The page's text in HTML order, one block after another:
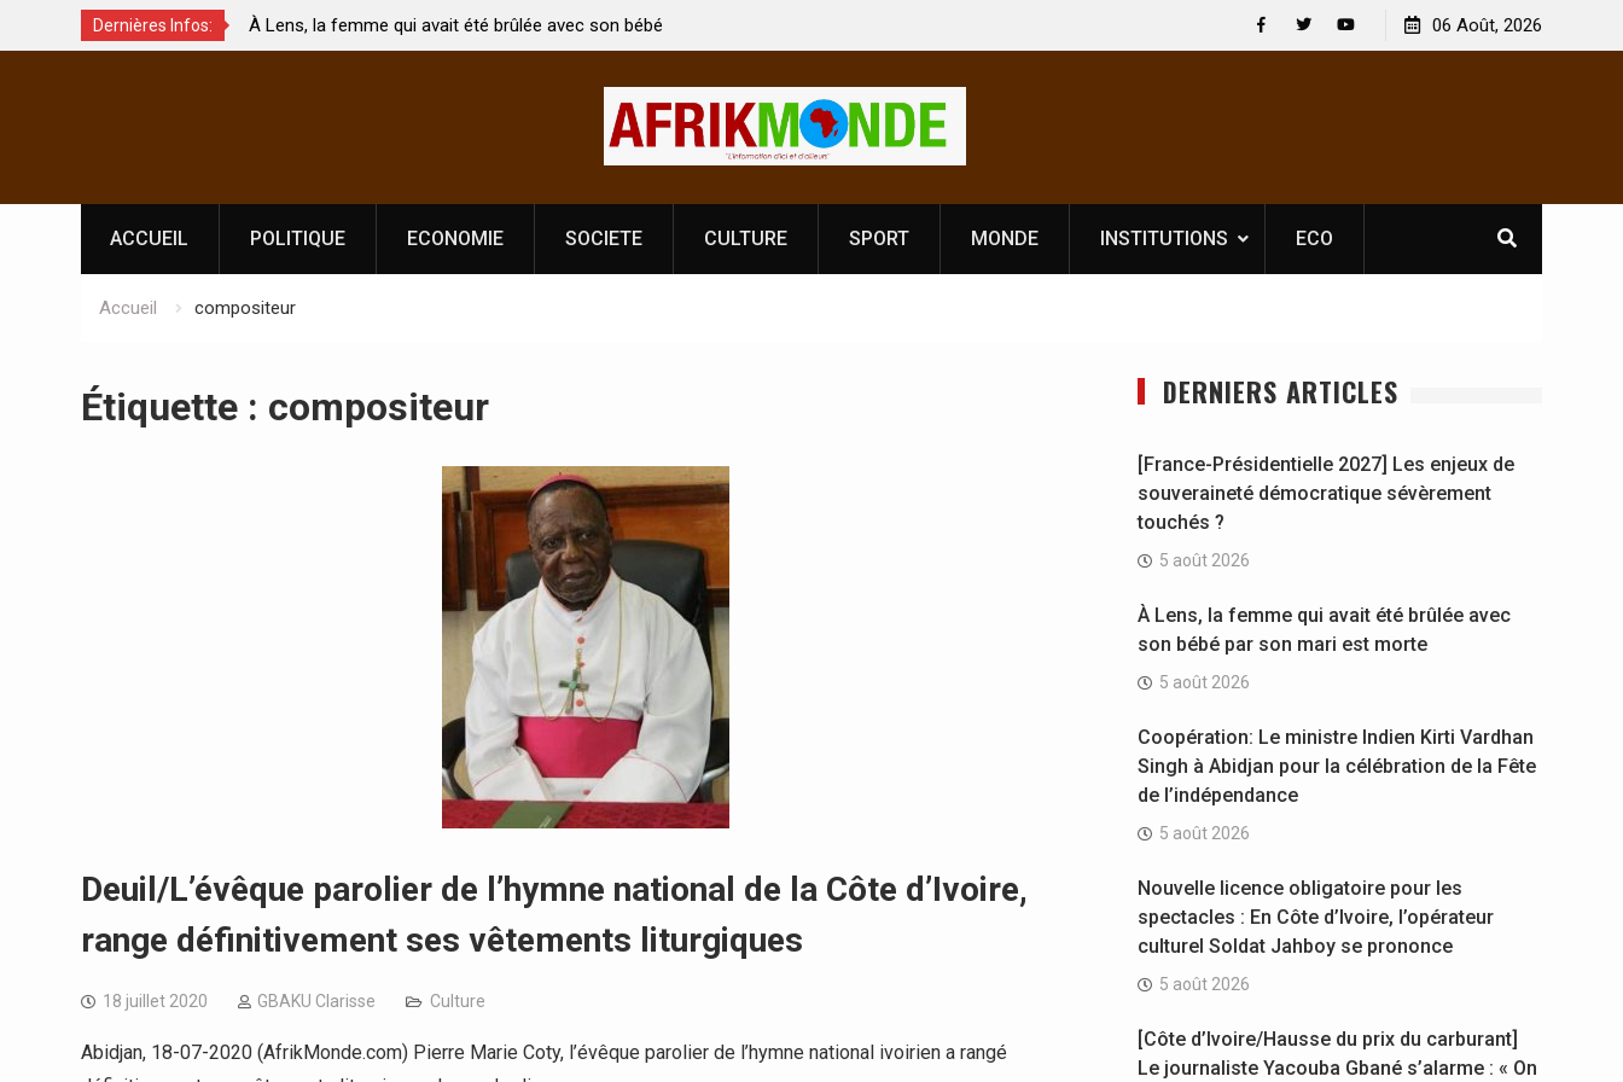
Dernières Infos:
touchés ?
À Lens, la femme qui avait été brûlée avec son bébé
par son mari est morte
Coopération: Le ministre Indien Kirti Vardhan Singh à
Abidjan pour la célébration de la Fête de
l’indépendance
Nouvelle licence obligatoire pour les spectacles : En
Côte d’Ivoire, l’opérateur culturel Soldat Jahboy se
[France-
06 Août, 2026
ACCUEIL POLITIQUE ECONOMIE SOCIETE CULTURE SPORT MONDE INSTITUTIONS ECO
Accueil compositeur
Étiquette : compositeur
Deuil/L’évêque parolier de l’hymne national de la Côte d’Ivoire,
range définitivement ses vêtements liturgiques
18 juillet 2020 GBAKU Clarisse Culture
Abidjan, 18-07-2020 (AfrikMonde.com) Pierre Marie Coty, l’évêque parolier de l’hymne national ivoirien a rangé
DERNIERS ARTICLES
[France-Présidentielle 2027] Les enjeux de
souveraineté démocratique sévèrement
touchés ?
5 août 2026
À Lens, la femme qui avait été brûlée avec
son bébé par son mari est morte
5 août 2026
Coopération: Le ministre Indien Kirti Vardhan
Singh à Abidjan pour la célébration de la Fête
de l’indépendance
5 août 2026
Nouvelle licence obligatoire pour les
spectacles : En Côte d’Ivoire, l’opérateur
culturel Soldat Jahboy se prononce
5 août 2026
[Côte d’Ivoire/Hausse du prix du carburant]
Le journaliste Yacouba Gbané s’alarme : « On